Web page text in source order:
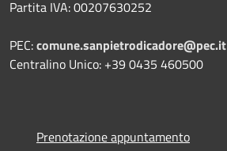
Partita IVA: 00207630252
PEC:comune.sanpietrodicadore@pec.it
Centralino Unico: +39 0435 460500
Prenotazione appuntamento